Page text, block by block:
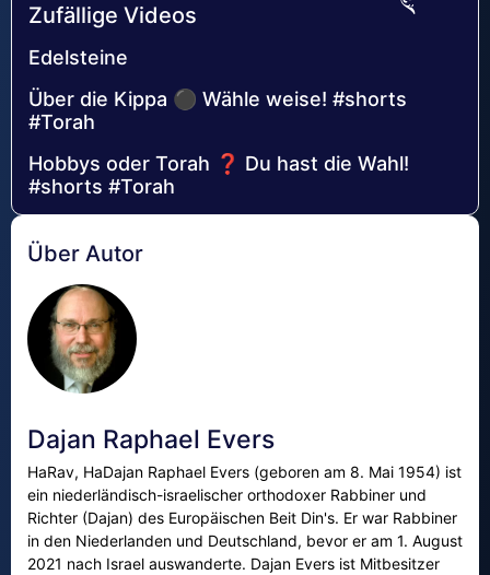
Zufällige Videos
Edelsteine
Über die Kippa ⚫ Wähle weise! #shorts
#Torah
Hobbys oder Torah ❓ Du hast die Wahl!
#shorts #Torah
Über Autor
Dajan Raphael Evers
HaRav, HaDajan Raphael Evers (geboren am 8. Mai 1954) ist
ein niederländisch-israelischer orthodoxer Rabbiner und
Richter (Dajan) des Europäischen Beit Din's. Er war Rabbiner
in den Niederlanden und Deutschland, bevor er am 1. August
2021 nach Israel auswanderte. Dajan Evers ist Mitbesitzer